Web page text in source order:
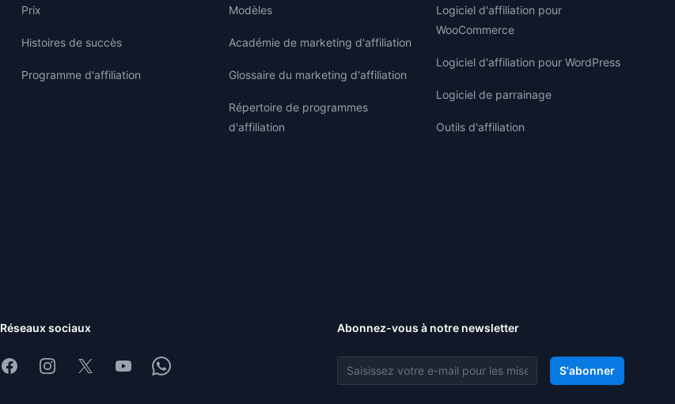
Prix
Histoires de succès
Programme d'affiliation
Modèles
Académie de marketing d'affiliation
Glossaire du marketing d'affiliation
Répertoire de programmes
d'affiliation
Logiciel d'affiliation pour
WooCommerce
Logiciel d'affiliation pour WordPress
Logiciel de parrainage
Outils d'affiliation
Réseaux sociaux
FacebookInstagram
X YoutubeWhatsapp
Abonnez-vous à notre newsletter
Adresse e-mail S'abonner